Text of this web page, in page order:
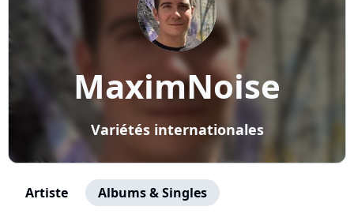
MaximNoise
Variétés internationales
Artiste Albums & Singles